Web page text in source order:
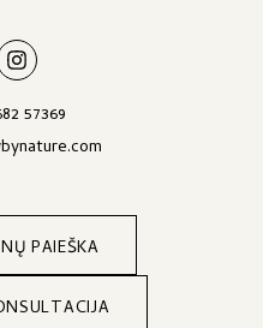
57369
PAIEŠKA